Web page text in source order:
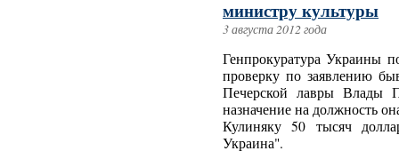
министру культуры
3 августа 2012 года
Генпрокуратура Украины
проверку по заявлению
Печерской лавры Влады
назначение на должность
Кулиняку 50 тысяч
Украина".